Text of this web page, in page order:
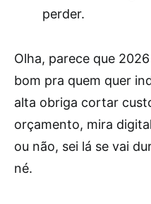
perder.
Olha, parece que
bom pra quem quer
alta obriga cortar
orçamento, mira
ou não, sei lá se vai
né.